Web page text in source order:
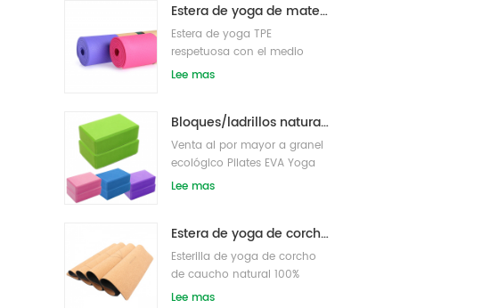
Estera de yoga de material impermeable antideslizante TPE respetuosa con el medio ambiente al por mayor
Estera de yoga TPE
respetuosa con el medio
ambiente de etiqueta privada
Lee mas
Bloques/ladrillos naturales de la yoga de la espuma de EVA del logotipo de encargo del nuevo estilo al por mayor
Venta al por mayor a granel
ecológico Pilates EVA Yoga
bloque s/ladrillos
Lee mas
Estera de yoga de corcho de etiqueta privada OEM con diseño personalizado
Esterilla de yoga de corcho
de caucho natural 100%
ecológico
Lee mas